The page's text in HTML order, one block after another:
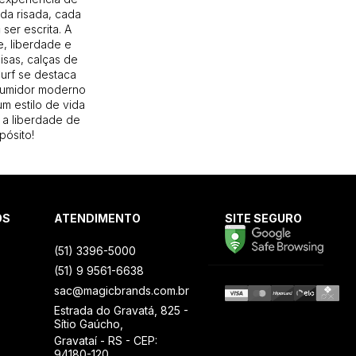
risada, cada
escrita. A
liberdade e
calças de
se destaca
moderno
estilo de vida
a liberdade de
ATENDIMENTO
(51) 3396-5000
(51) 9 9561-6638
sac@magicbrands.com.br
Estrada do Gravatá, 825 -
Sítio Gaúcho,
Gravataí - RS - CEP:
SITE SEGURO